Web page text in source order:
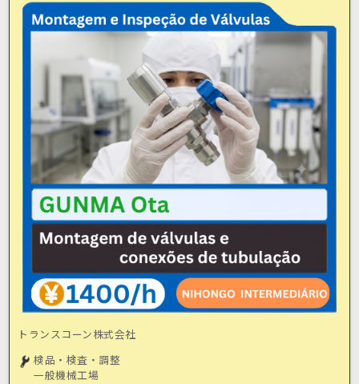
トランスコーン株式会社
検品・検査・調整
一般機械工場